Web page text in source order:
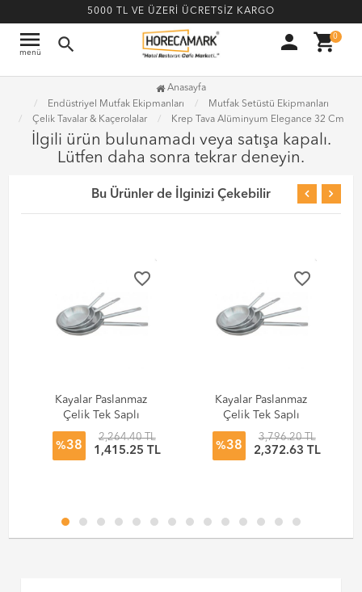
5000 TL VE ÜZERİ ÜCRETSİZ KARGO
menu
menü search person shopping_cart0
Anasayfa
Endüstriyel Mutfak Ekipmanları
Mutfak Setüstü Ekipmanları
Çelik Tavalar & Kaçerolalar
Krep Tava Alüminyum Elegance 32 Cm
İlgili ürün bulunamadı veya satışa kapalı.
Lütfen daha sonra tekrar deneyin.
Bu Ürünler de İlginizi Çekebilir
favorite_border
Kayalar Paslanmaz
Çelik Tek Saplı
Kızartma Tavası
Ø28x6 cm
%38
2,264.40 TL
1,415.25 TL
favorite_border
Kayalar Paslanmaz
Çelik Tek Saplı
Kızartma Tavası
Ø35x8 cm
%38
3,796.20 TL
2,372.63 TL